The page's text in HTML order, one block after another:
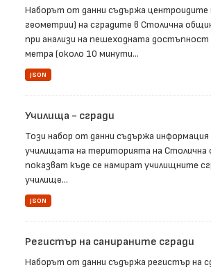
Наборът от данни съдържа центроидите
геометрии) на сградите в Столична
при анализи на пешеходната
метра (около 10 минути...
JSON
Училища - сгради
Този набор от данни съдържа информация
училищата на територията на Столична
показват къде се намират училищните
училище...
JSON
Регистър на санираните сгради
Наборът от данни съдържа регистър на